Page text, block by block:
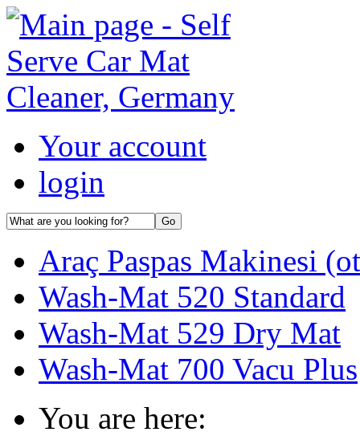
Your account
login
Araç Paspas Makinesi
Wash-Mat 520 Standard
Wash-Mat 529 Dry Mat
Wash-Mat 700 Vacu Plus
You are here: